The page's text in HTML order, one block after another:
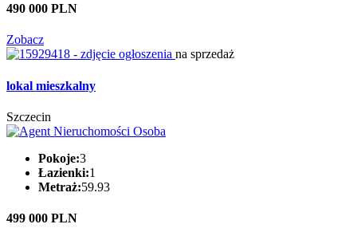
490 000 PLN
Zobacz
na sprzedaż
lokal mieszkalny
Szczecin
Pokoje:3
Łazienki:1
Metraż:59.93
499 000 PLN